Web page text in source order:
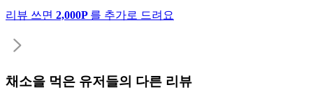
리뷰 쓰면 2,000P 를 추가로 드려요
채소을 먹은 유저들의 다른 리뷰